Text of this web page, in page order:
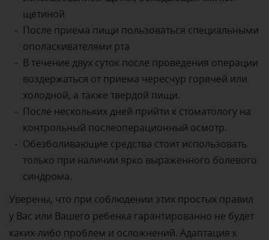
щетиной
После приема пищи пользоваться специальными
ополаскивателями рта
В течение двух суток после проведения операции
воздержаться от приема чересчур горячей или
холодной, а также твердой пищи.
После нескольких дней прийти к стоматологу на
контрольный послеоперационный осмотр.
Обезболивающие средства стоит использовать
только при наличии ярко выраженного болевого
синдрома.
Уверены, что при соблюдении этих простых правил
у Вас или Вашего ребенка гарантированно не будет
каких-либо проблем и осложнений. Адаптация к